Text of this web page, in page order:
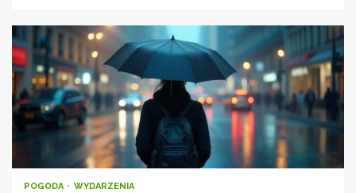
POGODA WYDARZENIA